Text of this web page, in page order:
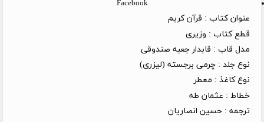
Facebook
عنوان کتاب : قرآن کریم
قطع کتاب : وزیری
مدل قاب : قابدار جعبه صندوقی
نوع جلد : چرمی برجسته (لیزری)
نوع کاغذ : معطر
خطاط : عثمان طه
ترجمه : حسین انصاریان